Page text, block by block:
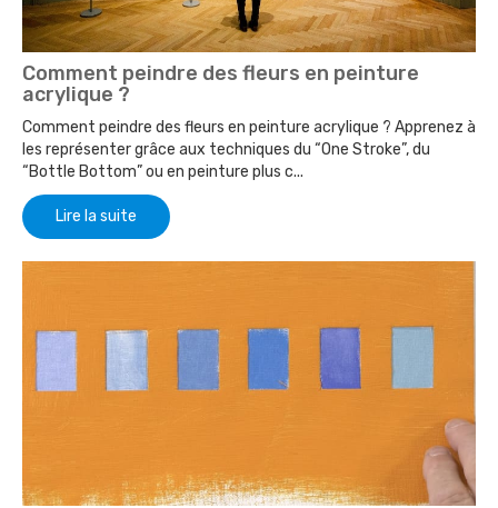
Comment peindre des fleurs en peinture
acrylique ?
Comment peindre des fleurs en peinture acrylique ? Apprenez à
les représenter grâce aux techniques du “One Stroke”, du
“Bottle Bottom” ou en peinture plus c...
Lire la suite